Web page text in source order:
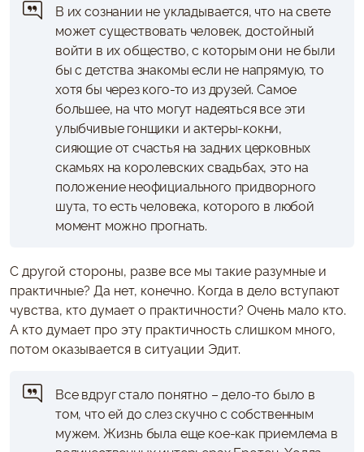
В их сознании не укладывается, что на свете
может существовать человек, достойный
войти в их общество, с которым они не были
бы с детства знакомы если не напрямую, то
хотя бы через кого-то из друзей. Самое
большее, на что могут надеяться все эти
улыбчивые гонщики и актеры-кокни,
сияющие от счастья на задних церковных
скамьях на королевских свадьбах, это на
положение неофициального придворного
шута, то есть человека, которого в любой
момент можно прогнать.
С другой стороны, разве все мы такие разумные и
практичные? Да нет, конечно. Когда в дело вступают
чувства, кто думает о практичности? Очень мало кто.
А кто думает про эту практичность слишком много,
потом оказывается в ситуации Эдит.
Все вдруг стало понятно – дело-то было в
том, что ей до слез скучно с собственным
мужем. Жизнь была еще кое-как приемлема в